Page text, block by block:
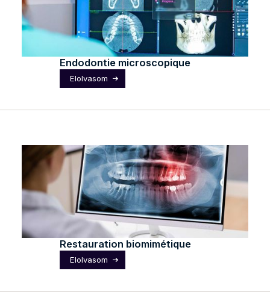
Endodontie microscopique
Elolvasom
Restauration biomimétique
Elolvasom